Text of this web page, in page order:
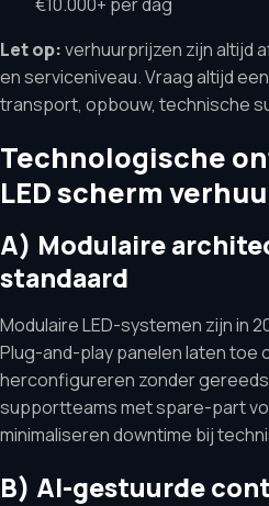
Let op:verhuurprijzen zijn altijd
en serviceniveau. Vraag altijd
transport, opbouw, technische
Technologische
LED scherm
A) Modulaire
standaard
Modulaire LED-systemen zijn in
Plug-and-play panelen laten toe
herconfigureren zonder
supportteams met spare-part
minimaliseren downtime bij
B) AI-gestuurde